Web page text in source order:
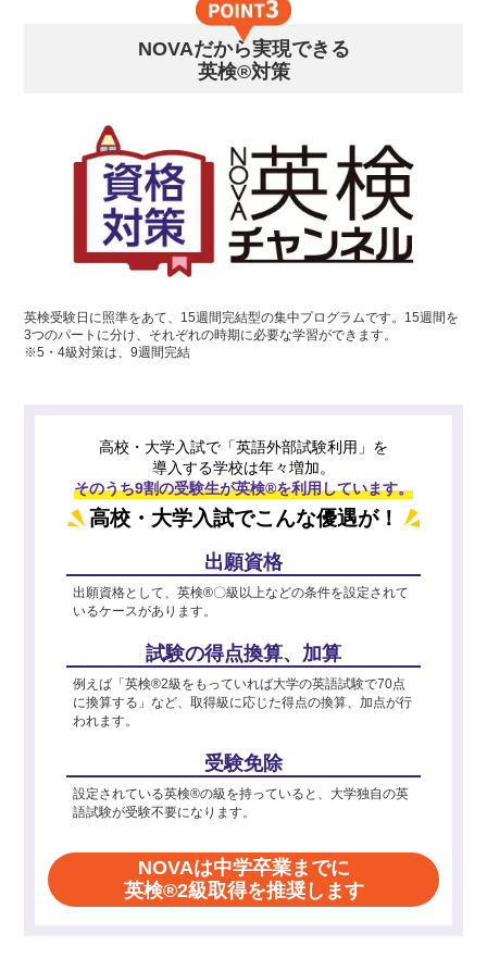
NOVAだから実現できる
英検®対策
英検受験日に照準をあて、15週間完結型の集中プログラムです。15週間を
3つのパートに分け、それぞれの時期に必要な学習ができます。
※5・4級対策は、9週間完結
高校・大学入試で「英語外部試験利用」を
導入する学校は年々増加。
そのうち9割の受験生が英検®を利用しています。
高校・大学入試でこんな優遇が！
出願資格
出願資格として、英検®〇級以上などの条件を設定されて
いるケースがあります。
試験の得点換算、加算
例えば「英検®2級をもっていれば大学の英語試験で70点
に換算する」など、取得級に応じた得点の換算、加点が行
われます。
受験免除
設定されている英検®の級を持っていると、大学独自の英
語試験が受験不要になります。
NOVAは中学卒業までに
英検®2級取得を推奨します